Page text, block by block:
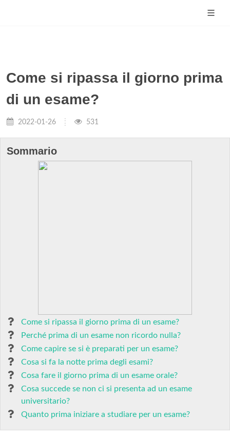
Come si ripassa il giorno prima
di un esame?
2022-01-26 531
Sommario
Come si ripassa il giorno prima di un esame?
Perché prima di un esame non ricordo nulla?
Come capire se si è preparati per un esame?
Cosa si fa la notte prima degli esami?
Cosa fare il giorno prima di un esame orale?
Cosa succede se non ci si presenta ad un esame
universitario?
Quanto prima iniziare a studiare per un esame?